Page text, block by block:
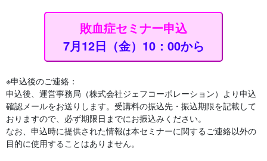
敗血症セミナー申込
7月12日（金）10：00から
※申込後のご連絡：
申込後、運営事務局（株式会社ジェフコーポレーション）より申込
確認メールをお送りします。受講料の振込先・振込期限を記載して
おりますので、必ず期限日までにお振込みください。
なお、申込時に提供された情報は本セミナーに関するご連絡以外の
目的に使用することはありません。